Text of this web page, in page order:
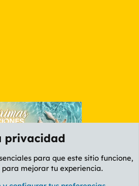
privacidad
para que este sitio funcione,
para mejorar tu experiencia.